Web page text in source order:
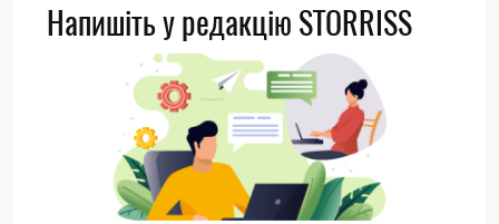
Напишіть у редакцію STORRISS